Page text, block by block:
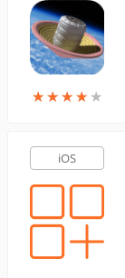
★★★★ ★
★★★★ ★
iOS